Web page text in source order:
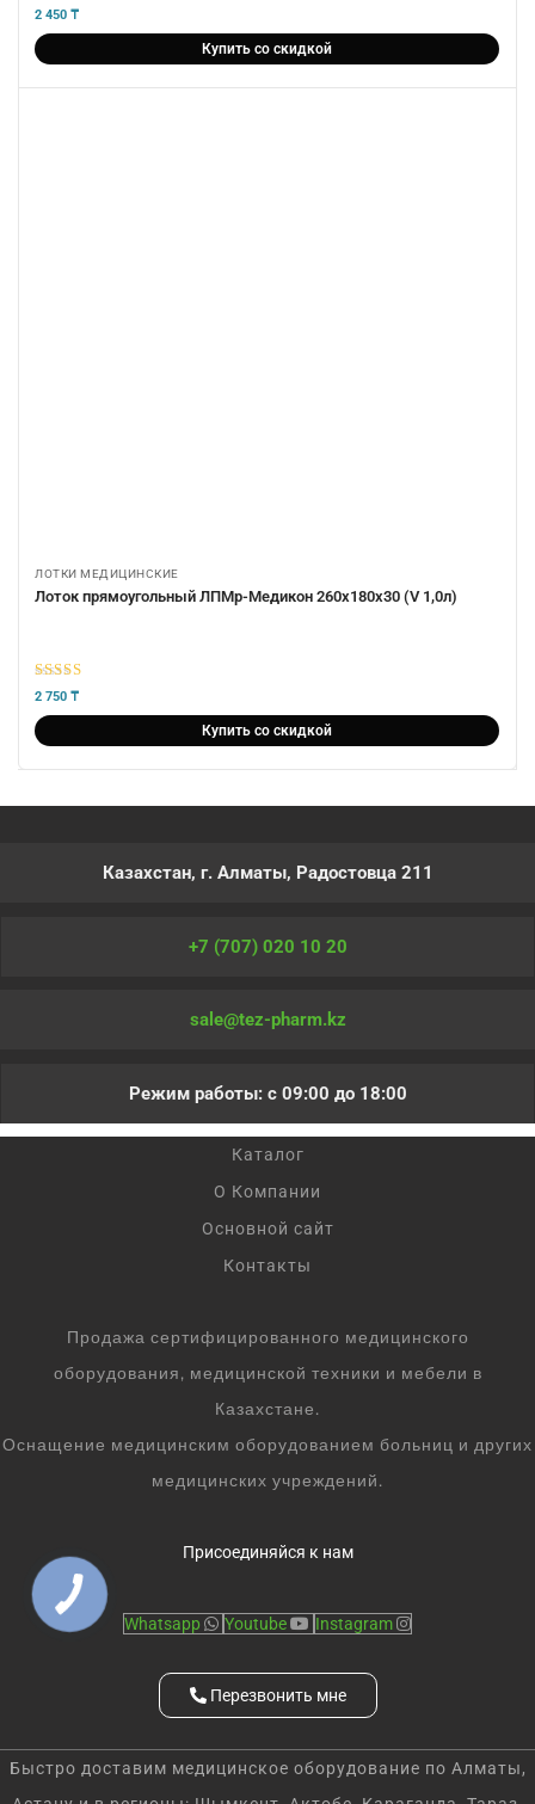
5 из 5
2 450 ₸
Купить со скидкой
ЛОТКИ МЕДИЦИНСКИЕ
Лоток прямоугольный ЛПМр-Медикон 260х180х30 (V 1,0л)
5 из 5
2 750 ₸
Купить со скидкой
Казахстан, г. Алматы, Радостовца 211
+7 (707) 020 10 20
sale@tez-pharm.kz
Режим работы: с 09:00 до 18:00
Каталог
О Компании
Основной сайт
Контакты
Продажа сертифицированного медицинского
оборудования, медицинской техники и мебели в
Казахстане.
Оснащение медицинским оборудованием больниц и других
медицинских учреждений.
Присоединяйся к нам
Whatsapp Youtube Instagram
Перезвонить мне
Быстро доставим медицинское оборудование по Алматы,